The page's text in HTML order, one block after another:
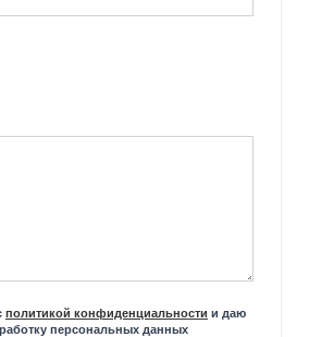
политикой конфиденциальности и даю
персональных данных